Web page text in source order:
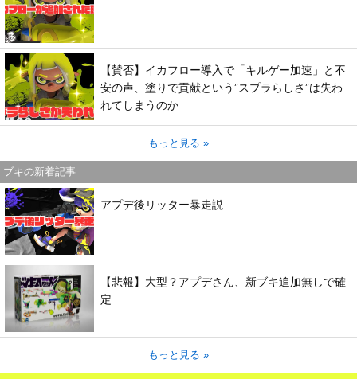
【賛否】イカフロー導入で「キルゲー加速」と不
安の声、塗りで貢献という”スプラらしさ”は失わ
れてしまうのか
もっと見る »
ブキの新着記事
アプデ後リッター暴走説
【悲報】大型？アプデさん、新ブキ追加無しで確
定
もっと見る »